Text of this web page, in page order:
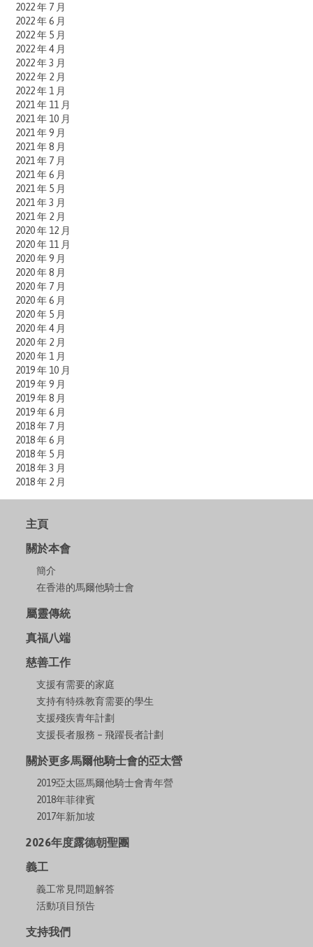
2022 年 7 月
2022 年 6 月
2022 年 5 月
2022 年 4 月
2022 年 3 月
2022 年 2 月
2022 年 1 月
2021 年 11 月
2021 年 10 月
2021 年 9 月
2021 年 8 月
2021 年 7 月
2021 年 6 月
2021 年 5 月
2021 年 3 月
2021 年 2 月
2020 年 12 月
2020 年 11 月
2020 年 9 月
2020 年 8 月
2020 年 7 月
2020 年 6 月
2020 年 5 月
2020 年 4 月
2020 年 2 月
2020 年 1 月
2019 年 10 月
2019 年 9 月
2019 年 8 月
2019 年 6 月
2018 年 7 月
2018 年 6 月
2018 年 5 月
2018 年 3 月
2018 年 2 月
主頁
關於本會
簡介
在香港的馬爾他騎士會
屬靈傳統
真福八端
慈善工作
支援有需要的家庭
支持有特殊教育需要的學生
支援殘疾青年計劃
支援長者服務 – 飛躍長者計劃
關於更多馬爾他騎士會的亞太營
2019亞太區馬爾他騎士會青年營
2018年菲律賓
2017年新加坡
2026年度露德朝聖團
義工
義工常見問題解答
活動項目預告
支持我們